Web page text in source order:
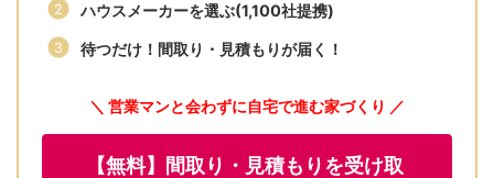
ハウスメーカーを選ぶ(1,100社提携)
待つだけ！間取り・見積もりが届く！
＼ 営業マンと会わずに自宅で進む家づくり ／
【無料】間取り・見積もりを受け取